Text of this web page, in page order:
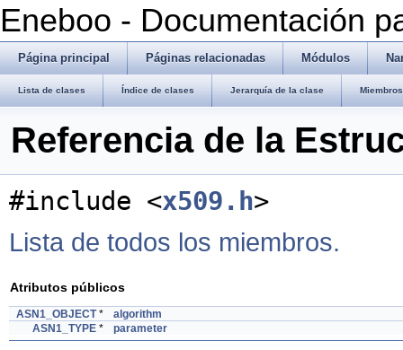
Eneboo - Documentación
Página principal Páginas relacionadas Módulos
Lista de clases Índice de clases Jerarquía de la clase
Referencia de la
#include <x509.h>
Lista de todos los miembros.
Atributos públicos
ASN1_OBJECT*
algorithm
ASN1_TYPE * parameter